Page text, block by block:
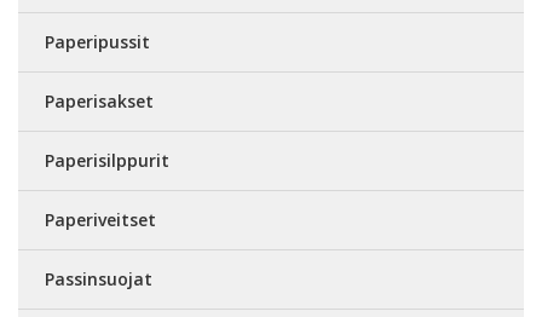
Paperipussit
Paperisakset
Paperisilppurit
Paperiveitset
Passinsuojat